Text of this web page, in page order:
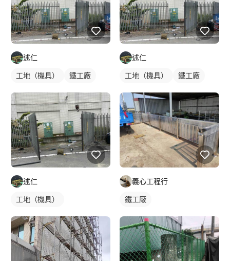
述仁
工地（機具） 鐵工廠
述仁
工地（機具）
述仁
工地（機具） 鐵工廠
義心工程行
鐵工廠